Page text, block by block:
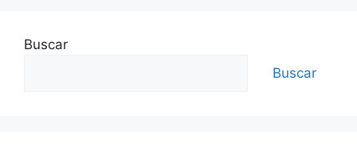
Buscar
Buscar